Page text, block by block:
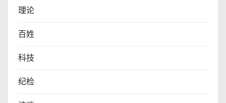
理论
百姓
科技
纪检